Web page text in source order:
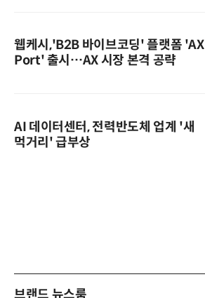
웹케시,'B2B 바이브코딩' 플랫폼 'AX
Port' 출시…AX 시장 본격 공략
AI 데이터센터, 전력반도체 업계 '새
먹거리' 급부상
브랜드 뉴스룸